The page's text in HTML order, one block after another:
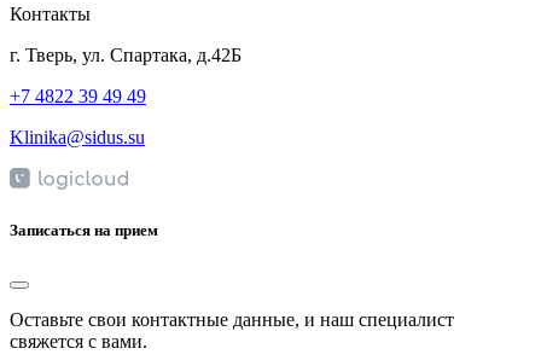
Контакты
г. Тверь, ул. Спартака, д.42Б
+7 4822 39 49 49
Klinika@sidus.su
Записаться на прием
Оставьте свои контактные данные, и наш специалист
свяжется с вами.